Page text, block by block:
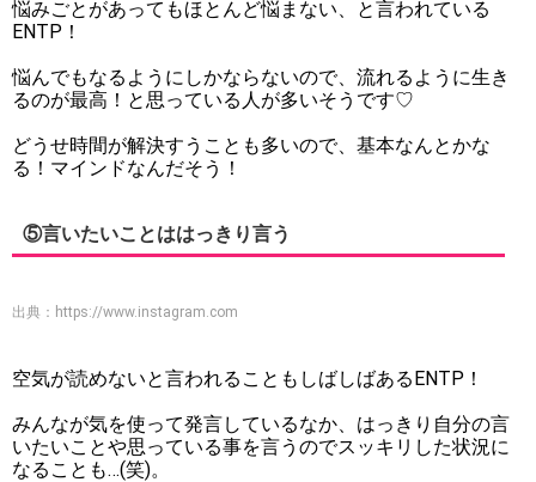
悩みごとがあってもほとんど悩まない、と言われている
ENTP！
悩んでもなるようにしかならないので、流れるように生き
るのが最高！と思っている人が多いそうです♡
どうせ時間が解決すうことも多いので、基本なんとかな
る！マインドなんだそう！
⑤言いたいことははっきり言う
出典： https://www.instagram.com
空気が読めないと言われることもしばしばあるENTP！
みんなが気を使って発言しているなか、はっきり自分の言
いたいことや思っている事を言うのでスッキリした状況に
なることも…(笑)。